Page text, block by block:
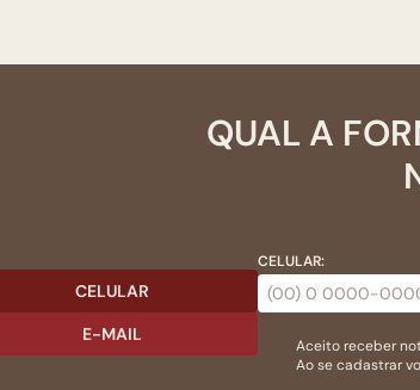
QUAL A
CELULAR
E-MAIL
CELULAR:
Aceito receber
Ao se cadastrar